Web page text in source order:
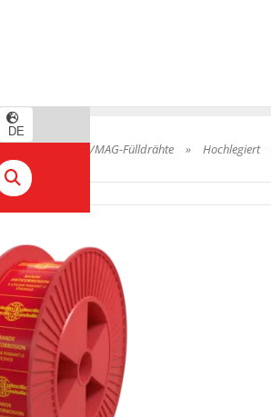
DE
MIG/MAG-Fülldrähte » Hochlegiert